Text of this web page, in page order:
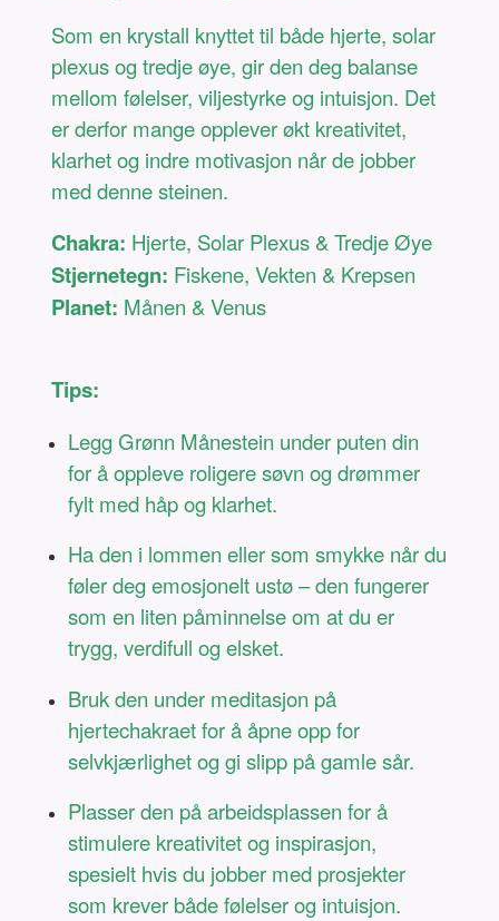
Som en krystall knyttet til både hjerte, solar
plexus og tredje øye, gir den deg balanse
mellom følelser, viljestyrke og intuisjon. Det
er derfor mange opplever økt kreativitet,
klarhet og indre motivasjon når de jobber
med denne steinen.
Chakra: Hjerte, Solar Plexus & Tredje Øye
Stjernetegn: Fiskene, Vekten & Krepsen
Planet: Månen & Venus
Tips:
Legg Grønn Månestein under puten din
for å oppleve roligere søvn og drømmer
fylt med håp og klarhet.
Ha den i lommen eller som smykke når du
føler deg emosjonelt ustø – den fungerer
som en liten påminnelse om at du er
trygg, verdifull og elsket.
Bruk den under meditasjon på
hjertechakraet for å åpne opp for
selvkjærlighet og gi slipp på gamle sår.
Plasser den på arbeidsplassen for å
stimulere kreativitet og inspirasjon,
spesielt hvis du jobber med prosjekter
som krever både følelser og intuisjon.